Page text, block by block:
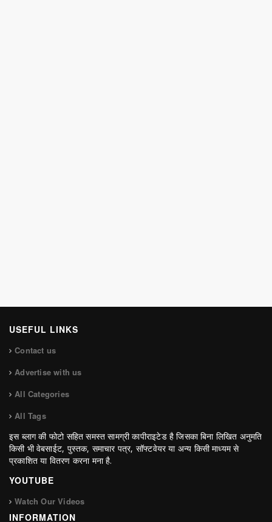
USEFUL LINKS
Contact us
Advertise with us
All Categories
All Tags
इस ब्लाग की फोटो सहित समस्त सामग्री कापीराइटेड है जिसका बिना लिखित अनुमति
किसी भी वेबसाईट, पुस्तक, समाचार पत्र, सॉफ्टवेयर या अन्य किसी माध्यम से
प्रकाशित या वितरण करना मना है.
YOUTUBE
Watch Our Videos
INFORMATION